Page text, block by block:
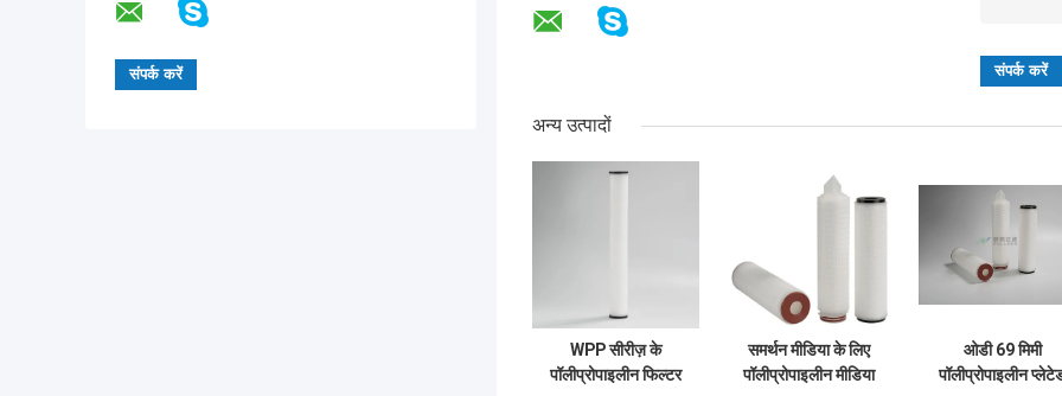
अन्य उत्पादों
WPP सीरीज़ के
पॉलीप्रोपाइलीन फिल्टर
समर्थन मीडिया के लिए
पॉलीप्रोपाइलीन मीडिया
ओडी 69 मिमी
पॉलीप्रोपाइलीन